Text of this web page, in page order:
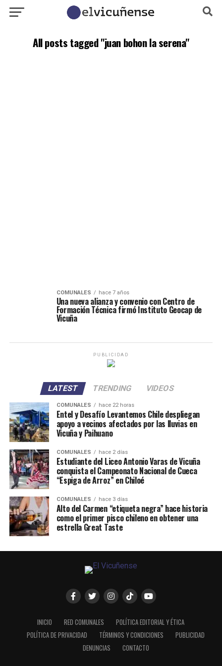
All posts tagged "juan bohon la serena"
COMUNALES hace 7 años
Una nueva alianza y convenio con Centro de
Formación Técnica firmó Instituto Geocap de
Vicuña
PUBLICIDAD
LATEST TRENDING VIDEOS
COMUNALES hace 22 horas
Entel y Desafío Levantemos Chile despliegan
apoyo a vecinos afectados por las lluvias en
Vicuña y Paihuano
COMUNALES hace 2 días
Estudiante del Liceo Antonio Varas de Vicuña
conquista el Campeonato Nacional de Cueca
“Espiga de Arroz” en Chiloé
COMUNALES hace 3 días
Alto del Carmen “etiqueta negra” hace historia
como el primer pisco chileno en obtener una
estrella Great Taste
INICIO RED COMUNALES
POLÍTICA EDITORIAL Y ÉTICA
POLÍTICA DE PRIVACIDAD
TÉRMINOS Y CONDICIONES
PUBLICIDAD
DENUNCIAS
CONTACTO